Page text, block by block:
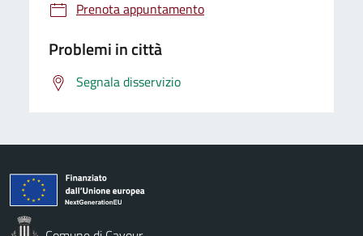
Prenota appuntamento
Problemi in città
Segnala disservizio